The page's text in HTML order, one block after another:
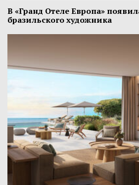
В «Гранд Отеле Европа»
бразильского художника